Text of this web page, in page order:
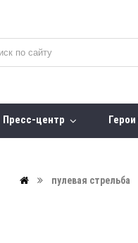
Пресс-центр
пулевая стрельба